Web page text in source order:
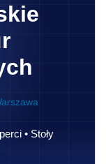
• Stoły